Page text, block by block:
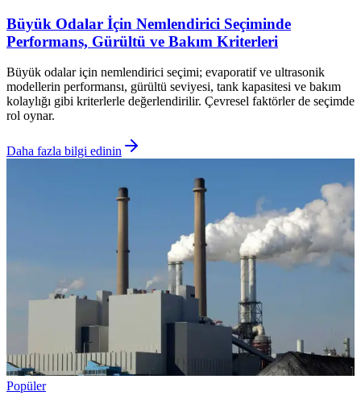
Büyük Odalar İçin Nemlendirici Seçiminde
Performans, Gürültü ve Bakım Kriterleri
Büyük odalar için nemlendirici seçimi; evaporatif ve ultrasonik
modellerin performansı, gürültü seviyesi, tank kapasitesi ve bakım
kolaylığı gibi kriterlerle değerlendirilir. Çevresel faktörler de seçimde
rol oynar.
Daha fazla bilgi edinin
Popüler